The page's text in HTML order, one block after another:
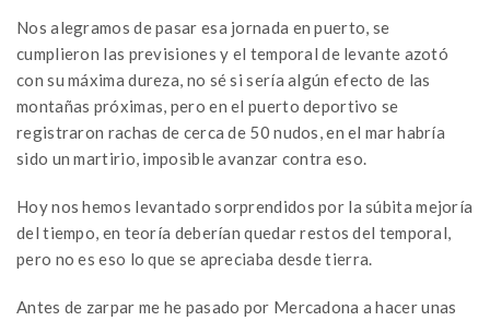
Nos alegramos de pasar esa jornada en puerto, se
cumplieron las previsiones y el temporal de levante azotó
con su máxima dureza, no sé si sería algún efecto de las
montañas próximas, pero en el puerto deportivo se
registraron rachas de cerca de 50 nudos, en el mar habría
sido un martirio, imposible avanzar contra eso.
Hoy nos hemos levantado sorprendidos por la súbita mejoría
del tiempo, en teoría deberían quedar restos del temporal,
pero no es eso lo que se apreciaba desde tierra.
Antes de zarpar me he pasado por Mercadona a hacer unas